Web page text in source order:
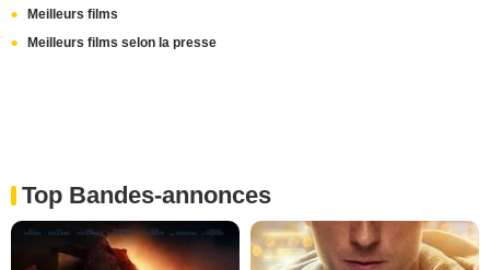
Meilleurs films
Meilleurs films selon la presse
Top Bandes-annonces